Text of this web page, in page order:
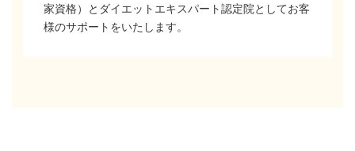
家資格）とダイエットエキスパート認定院としてお客
様のサポートをいたします。